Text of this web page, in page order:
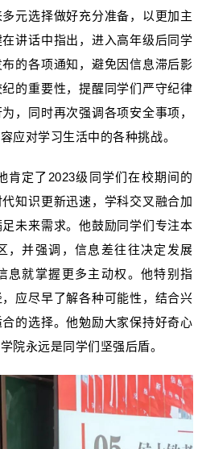
元选择做好充分准备，以更加主
讲话中指出，进入高年级后同学
的各项通知，避免因信息滞后影
的重要性，提醒同学们严守纪律
，同时再次强调各项安全事项，
应对学习生活中的各种挑战。
肯定了2023级同学们在校期间的
知识更新迅速，学科交叉融合加
未来需求。他鼓励同学们专注本
，并强调，信息差往往决定发展
息就掌握更多主动权。他特别指
应尽早了解各种可能性，结合兴
的选择。他勉励大家保持好奇心
院永远是同学们坚强后盾。